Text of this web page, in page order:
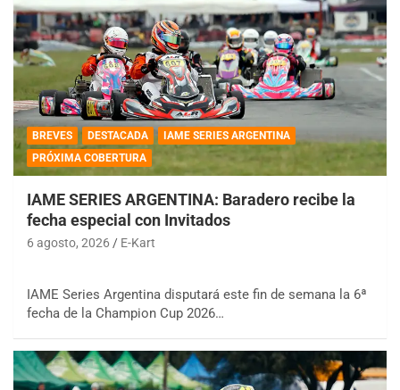
BREVES DESTACADA
IAME SERIES ARGENTINA
PRÓXIMA COBERTURA
IAME SERIES ARGENTINA: Baradero recibe la
fecha especial con Invitados
6 agosto, 2026 E-Kart
IAME Series Argentina disputará este fin de semana la 6ª
fecha de la Champion Cup 2026…